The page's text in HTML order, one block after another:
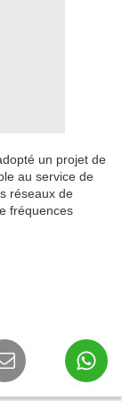
un projet de
au service de
réseaux de
fréquences